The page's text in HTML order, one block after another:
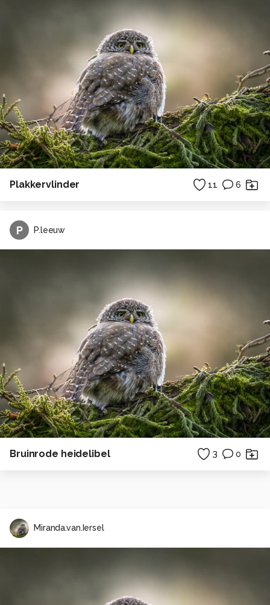
Plakkervlinder 11 6
P P.leeuw
Bruinrode heidelibel 3 0
Miranda.van.Iersel